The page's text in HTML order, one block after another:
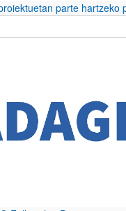
parte hartzeko